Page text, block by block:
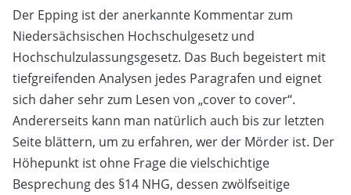
Der Epping ist der anerkannte Kommentar zum
Niedersächsischen Hochschulgesetz und
Hochschulzulassungsgesetz. Das Buch begeistert mit
tiefgreifenden Analysen jedes Paragrafen und eignet
sich daher sehr zum Lesen von „cover to cover“.
Andererseits kann man natürlich auch bis zur letzten
Seite blättern, um zu erfahren, wer der Mörder ist. Der
Höhepunkt ist ohne Frage die vielschichtige
Besprechung des §14 NHG, dessen zwölfseitige